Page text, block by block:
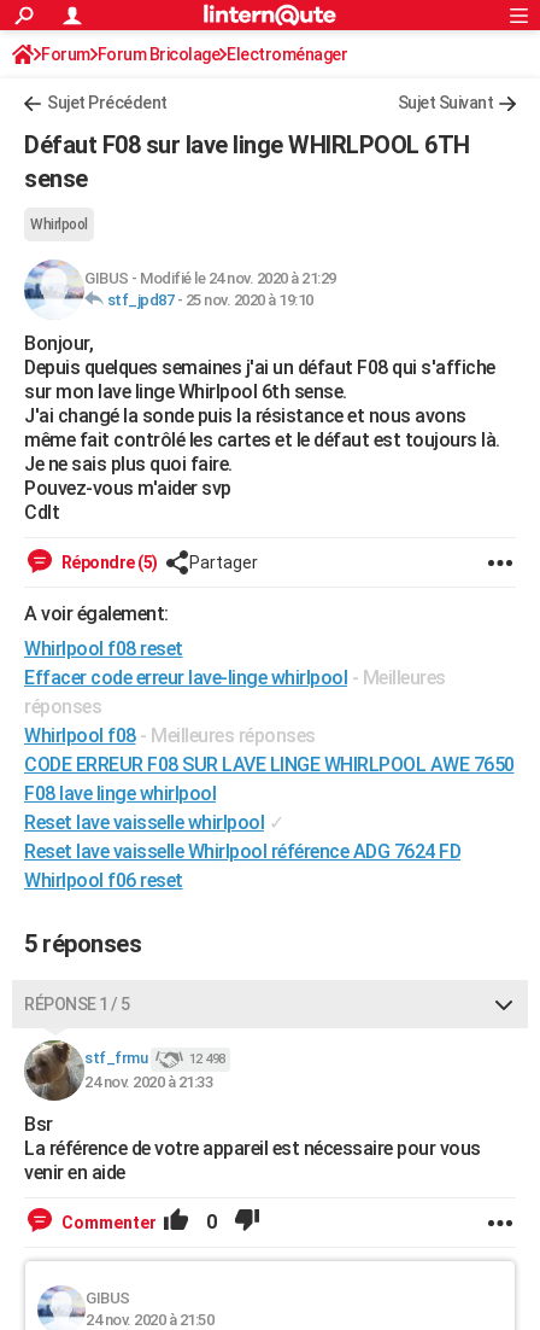
ACTUALITÉS
Politique
Société
Faits Divers
Education
Monde
Villes
+
FINANCE
Retraite
Impôts
Epargne
Immobilier
Risques naturels par ville
Banque
Assurance
Crédit
AUTO
Essais
Réserver un essai
Citadines
Berlines
SUV
Forum auto
HIGH-TECH
Mobiles
Meilleur smartphone
Internet
Ordinateurs
Jeux vidéo
Guide high-tech
BRICOLAGE
Forum
Aménagement intérieur
Extérieur
Cuisine
Salle de bains
Jardinage
Rangement
WEEK-END
Guides de France
Escapades
Patrimoine
Expositions
Musées
Week-end nature
+LIFESTYLE
Art de vivre
Bien-être
Loisirs
Mode
Modes de vie
SANTE
Alimentation
Guide de la santé
Maladies
Médicaments
Sommeil
VOYAGE
Destinations
City break
Voyage nature
Voyage de noces
Forum
Climat
PHOTO
GUIDES D'ACHAT
BONS PLANS
CARTE DE VOEUX
Carte de Noël
Carte Bonne année
Carte Saint-Valentin
Carte Pâques
Carte d'anniversaire
DICTIONNAIRE
Dictionnaire
Biographies
Citations
Expressions
Proverbes
PROGRAMME TV
COPAINS D'AVANT
FORUM
Bricolage
Lifestyle
Culture
Sport
Auto
Television
Voyage
Cinema
S'inscrire
Connexion
Forum Forum Bricolage Electroménager
Sujet Précédent Sujet Suivant
Défaut F08 sur lave linge WHIRLPOOL 6TH
sense
Whirlpool
GIBUS - Modifié le 24 nov. 2020 à 21:29
stf_jpd87- 25 nov. 2020 à 19:10
Bonjour,
Depuis quelques semaines j'ai un défaut F08 qui s'affiche
sur mon lave linge Whirlpool 6th sense.
J'ai changé la sonde puis la résistance et nous avons
même fait contrôlé les cartes et le défaut est toujours là.
Je ne sais plus quoi faire.
Pouvez-vous m'aider svp
Cdlt
Répondre (5) Partager
A voir également:
Whirlpool f08 reset
Effacer code erreur lave-linge whirlpool - Meilleures
réponses
Whirlpool f08 - Meilleures réponses
CODE ERREUR F08 SUR LAVE LINGE WHIRLPOOL AWE 7650
F08 lave linge whirlpool
Reset lave vaisselle whirlpool ✓
Reset lave vaisselle Whirlpool référence ADG 7624 FD
Whirlpool f06 reset
5 réponses
RÉPONSE 1 / 5
stf_frmu 12 498
24 nov. 2020 à 21:33
Bsr
La référence de votre appareil est nécessaire pour vous
venir en aide
Commenter 0
GIBUS
24 nov. 2020 à 21:50